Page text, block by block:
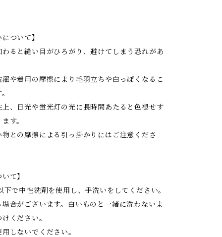
ついて】
ると縫い目がひろがり、避けてしまう恐れがあ
や着用の摩擦により毛羽立ちや白っぽくなるこ
、日光や蛍光灯の光に長時間あたると色褪せす
す。
との摩擦による引っ掛かりにはご注意くださ
て】
下で中性洗剤を使用し、手洗いをしてください。
合がございます。白いものと一緒に洗わないよ
ください。
しないでください。